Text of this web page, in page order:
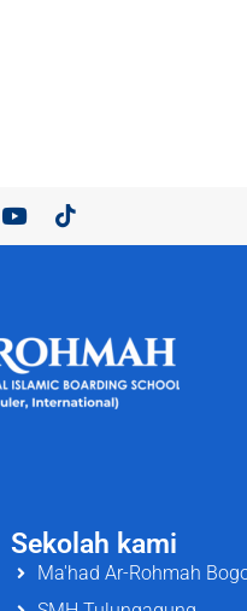
Sekolah kami
Ma'had Ar-Rohmah